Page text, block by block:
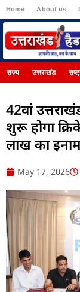
Home About us
राज्य उत्तराखंड
42वां
शुरू होगा
लाख का
May 17, 2026